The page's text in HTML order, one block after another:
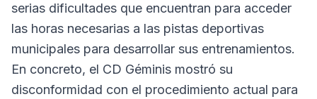
serias dificultades que encuentran para acceder
las horas necesarias a las pistas deportivas
municipales para desarrollar sus entrenamientos.
En concreto, el CD Géminis mostró su
disconformidad con el procedimiento actual para